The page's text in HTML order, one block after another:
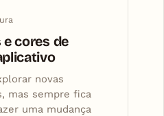
cores de
novas
mas sempre fica
uma mudança